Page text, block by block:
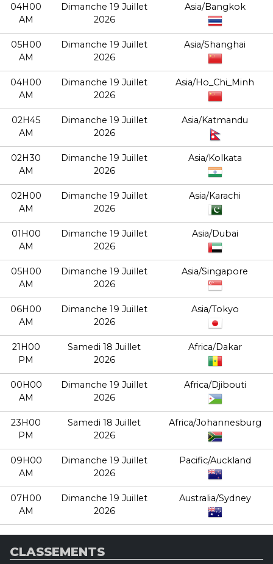
04H00
AM
Dimanche 19 Juillet
2026
Asia/Bangkok
05H00
AM
Dimanche 19 Juillet
2026
Asia/Shanghai
04H00
AM
Dimanche 19 Juillet
2026
Asia/Ho_Chi_Minh
02H45
AM
Dimanche 19 Juillet
2026
Asia/Katmandu
02H30
AM
Dimanche 19 Juillet
2026
Asia/Kolkata
02H00
AM
Dimanche 19 Juillet
2026
Asia/Karachi
01H00
AM
Dimanche 19 Juillet
2026
Asia/Dubai
05H00
AM
Dimanche 19 Juillet
2026
Asia/Singapore
06H00
AM
Dimanche 19 Juillet
2026
Asia/Tokyo
21H00
PM
Samedi 18 Juillet
2026
Africa/Dakar
00H00
AM
Dimanche 19 Juillet
2026
Africa/Djibouti
23H00
PM
Samedi 18 Juillet
2026
Africa/Johannesburg
09H00
AM
Dimanche 19 Juillet
2026
Pacific/Auckland
07H00
AM
Dimanche 19 Juillet
2026
Australia/Sydney
CLASSEMENTS